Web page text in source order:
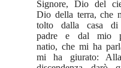
Signore, Dio del
Dio della terra, che
tolto dalla casa
padre e dal mio
natio, che mi ha
mi ha giurato: